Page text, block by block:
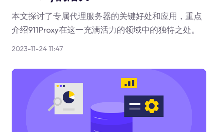
本文探讨了专属代理服务器的关键好处和应用，重点
介绍911Proxy在这一充满活力的领域中的独特之处。
2023-11-24 11:47